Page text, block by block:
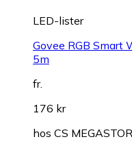
LED-lister
Govee RGB Smart
5m
fr.
176 kr
hos CS